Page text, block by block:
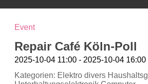
Event
Repair Café Köln-Poll
2025-10-04 11:00 - 2025-10-04 16:00
Kategorien: Elektro divers